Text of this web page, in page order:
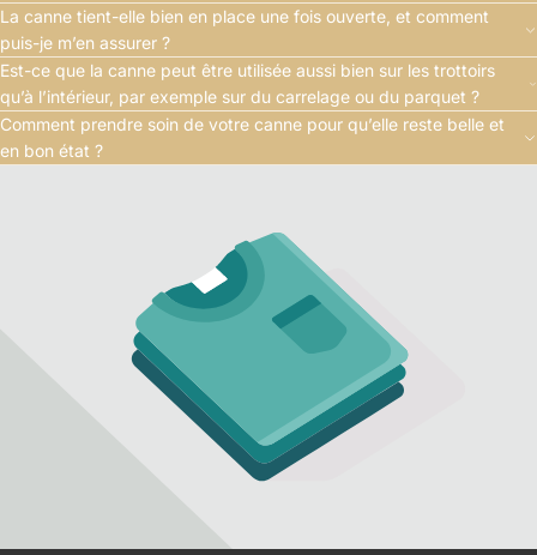
La canne tient-elle bien en place une fois ouverte, et comment
puis-je m’en assurer ?
Est-ce que la canne peut être utilisée aussi bien sur les trottoirs
qu’à l’intérieur, par exemple sur du carrelage ou du parquet ?
Comment prendre soin de votre canne pour qu’elle reste belle et
en bon état ?